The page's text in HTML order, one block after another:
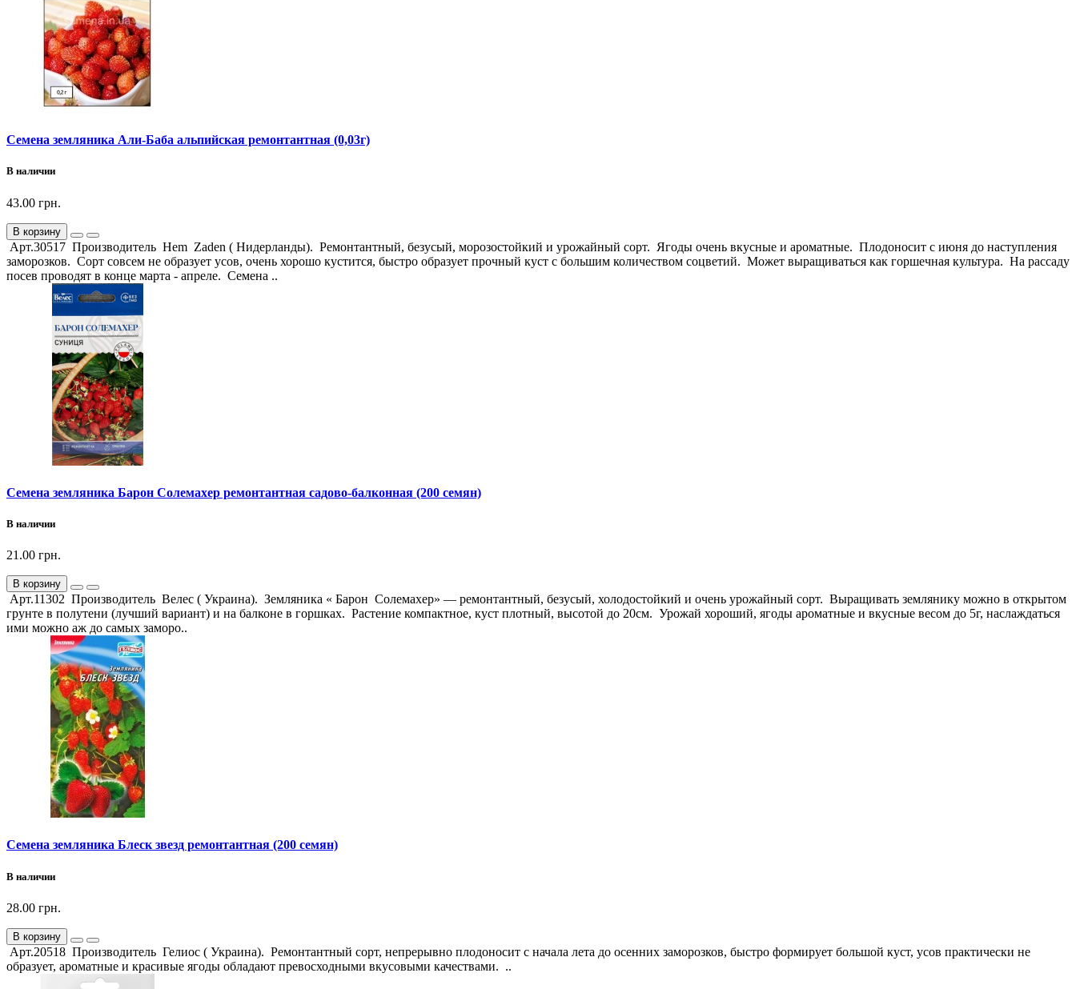
Семена земляника Али-Баба альпийская ремонтантная (0,03г)
В наличии
43.00 грн.
В корзину
Арт.30517 Производитель Hem Zaden ( Нидерланды). Ремонтантный, безусый, морозостойкий и урожайный сорт. Ягоды очень вкусные и ароматные. Плодоносит с июня до наступления
заморозков. Сорт совсем не образует усов, очень хорошо кустится, быстро образует прочный куст с большим количеством соцветий. Может выращиваться как горшечная культура. На рассаду
посев проводят в конце марта - апреле. Семена ..
Семена земляника Барон Солемахер ремонтантная садово-балконная (200 семян)
В наличии
21.00 грн.
В корзину
Арт.11302 Производитель Велес ( Украина). Земляника « Барон Солемахер» — ремонтантный, безусый, холодостойкий и очень урожайный сорт. Выращивать землянику можно в открытом
грунте в полутени (лучший вариант) и на балконе в горшках. Растение компактное, куст плотный, высотой до 20см. Урожай хороший, ягоды ароматные и вкусные весом до 5г, наслаждаться
ими можно аж до самых заморо..
Семена земляника Блеск звезд ремонтантная (200 семян)
В наличии
28.00 грн.
В корзину
Арт.20518 Производитель Гелиос ( Украина). Ремонтантный сорт, непрерывно плодоносит с начала лета до осенних заморозков, быстро формирует большой куст, усов практически не
образует, ароматные и красивые ягоды обладают превосходными вкусовыми качествами. ..